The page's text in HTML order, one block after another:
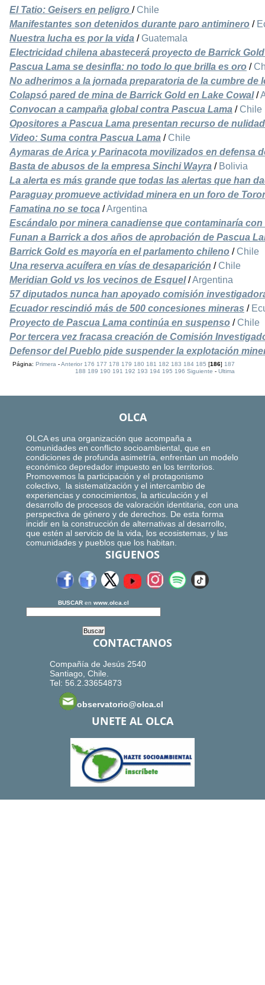
El Tatio: Geisers en peligro / Chile
Manifestantes son detenidos durante paro antiminero /
Nuestra lucha es por la vida / Guatemala
Electricidad chilena abastecerá proyecto de Barrick
Pascua Lama se desinfla: no todo lo que brilla es oro /
No adherimos a la jornada preparatoria de la cumbre de
Colapsó pared de mina de Barrick Gold en Lake Cowal/
Convocan a campaña global contra Pascua Lama / Chile
Opositores a Pascua Lama presentan recurso de nulidad
Video: Suma contra Pascua Lama / Chile
Aymaras de Arica y Parinacota movilizados en defensa
Basta de abusos de la empresa Sinchi Wayra / Bolivia
La alerta es más grande que todas las alertas que han
Paraguay promueve actividad minera en un foro de
Famatina no se toca /Argentina
Escándalo por minera canadiense que contaminaría
Funan a Barrick a dos años de aprobación de Pascua
Barrick Gold es mayoría en el parlamento chileno / Chile
Una reserva acuífera en vías de desaparición / Chile
Meridian Gold vs los vecinos de Esquel/Argentina
57 diputados nunca han apoyado comisión
Ecuador rescindió más de 500 concesiones mineras /
Proyecto de Pascua Lama continúa en suspenso / Chile
Por tercera vez fracasa creación de Comisión
Defensor del Pueblo pide suspender la explotación
Página:Primera -Anterior 176 177 178 179 180 181 182 183 184 185 [186]187
188 189 190 191 192 193 194 195 196 Siguiente -Ultima
OLCA
OLCA es una organización que acompaña a
comunidades en conflicto socioambiental, que en
condiciones de profunda asimetría, enfrentan un modelo
económico depredador impuesto en los territorios.
Promovemos la participación y el protagonismo
colectivo, la sistematización y el intercambio de
experiencias y conocimientos, la articulación y el
desarrollo de procesos de valoración identitaria, con una
perspectiva de género y de derechos. De esta forma
incidir en la construcción de alternativas al desarrollo,
que estén al servicio de la vida, los ecosistemas, y las
comunidades y pueblos que los habitan.
SIGUENOS
BUSCAR en www.olca.cl
CONTACTANOS
Compañía de Jesús 2540
Santiago, Chile.
Tel: 56.2.33654873
observatorio@olca.cl
UNETE AL OLCA